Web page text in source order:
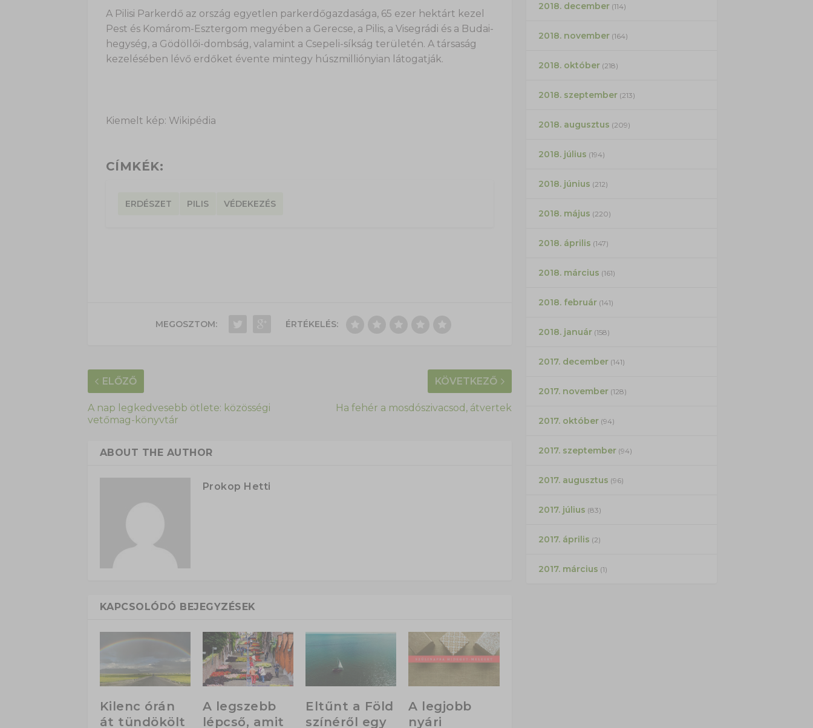
A Pilisi Parkerdő az ország egyetlen parkerdőgazdasága, 65 ezer hektárt kezel
Pest és Komárom-Esztergom megyében a Gerecse, a Pilis, a Visegrádi és a Budai-
hegység, a Gödöllői-dombság, valamint a Csepeli-síkság területén. A társaság
kezelésében lévő erdőket évente mintegy húszmilliónyian látogatják.
Kiemelt kép: Wikipédia
CÍMKÉK:
ERDÉSZET PILIS VÉDEKEZÉS
MEGOSZTOM: ÉRTÉKELÉS:
ELŐZŐ
A nap legkedvesebb ötlete: közösségi
vetőmag-könyvtár
KÖVETKEZŐ
Ha fehér a mosdószivacsod, átvertek
ABOUT THE AUTHOR
Prokop Hetti
KAPCSOLÓDÓ BEJEGYZÉSEK
Kilenc órán
át tündökölt
A legszebb
lépcső, amit
Eltűnt a Föld
színéről egy
A legjobb
nyári
2018. december(114)
2018. november(164)
2018. október(218)
2018. szeptember(213)
2018. augusztus (209)
2018. július (194)
2018. június (212)
2018. május (220)
2018. április (147)
2018. március (161)
2018. február(141)
2018. január(158)
2017. december(141)
2017. november(128)
2017. október(94)
2017. szeptember(94)
2017. augusztus (96)
2017. július (83)
2017. április (2)
2017. március (1)